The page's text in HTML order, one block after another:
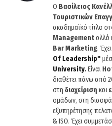
Ο Βασίλειος
Τουριστικών
ακαδημαϊκό τίτλο
Managementαλλά
Bar Marketing.
Of Leadership"
University.Είναι
διαθέτει πάνω από
στη διαχείριση και
ομάδων, στη
εξυπηρέτησης
& ISO. Έχει